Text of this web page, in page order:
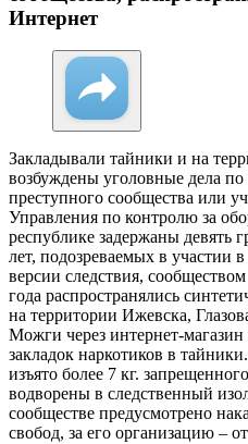
Интернет
Закладывали тайники и на
возбуждены уголовные дела по
преступного сообщества или
Управления по контролю за
республике задержаны девять
лет, подозреваемых в участии
версии следствия,
года распространялись
на территории Ижевска,
Можги через интернет-
закладок наркотиков в
изъято более 7 кг.
водворены в следственный
сообществе предусмотрено
свобод, за его организацию –